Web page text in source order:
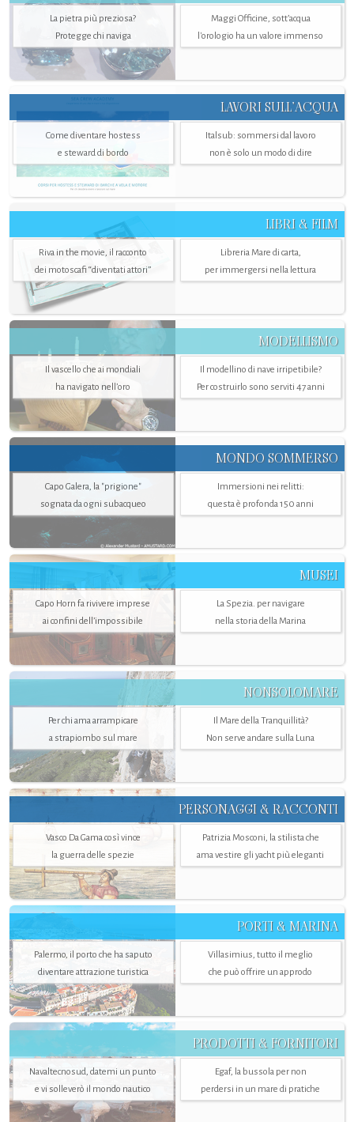
La pietra più preziosa?
Protegge chi naviga
Maggi Officine, sott’acqua
l'orologio ha un valore immenso
LAVORI SULL’ACQUA
Come diventare hostess
e steward di bordo
Italsub: sommersi dal lavoro
non è solo un modo di dire
LIBRI & FILM
Riva in the movie, il racconto
dei motoscafi “diventati attori”
Libreria Mare di carta,
per immergersi nella lettura
MODELLISMO
Il vascello che ai mondiali
ha navigato nell’oro
Il modellino di nave irripetibile?
Per costruirlo sono serviti 47 anni
MONDO SOMMERSO
Capo Galera, la "prigione"
sognata da ogni subacqueo
Immersioni nei relitti:
questa è profonda 150 anni
MUSEI
Capo Horn fa rivivere imprese
ai confini dell’impossibile
La Spezia. per navigare
nella storia della Marina
NONSOLOMARE
Per chi ama arrampicare
a strapiombo sul mare
Il Mare della Tranquillità?
Non serve andare sulla Luna
PERSONAGGI & RACCONTI
Vasco Da Gama così vince
la guerra delle spezie
Patrizia Mosconi, la stilista che
ama vestire gli yacht più eleganti
PORTI & MARINA
Palermo, il porto che ha saputo
diventare attrazione turistica
Villasimius, tutto il meglio
che può offrire un approdo
PRODOTTI & FORNITORI
Navaltecnosud, datemi un punto
e vi solleverò il mondo nautico
Egaf, la bussola per non
perdersi in un mare di pratiche